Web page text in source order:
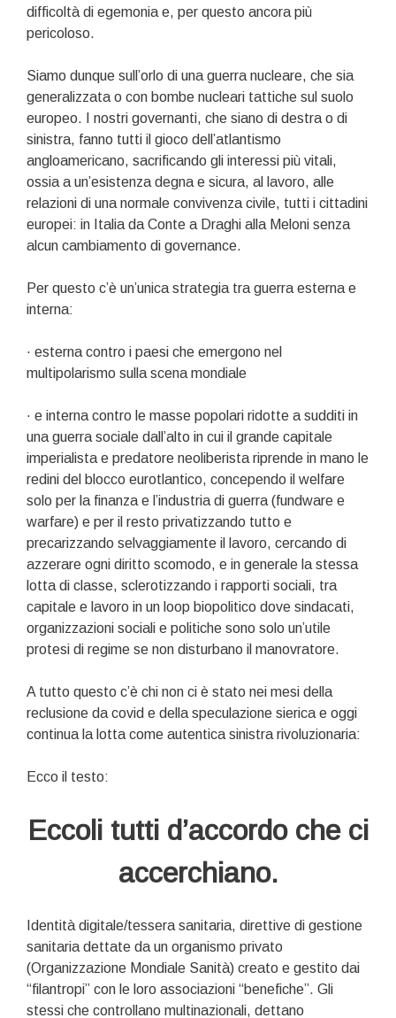
difficoltà di egemonia e, per questo ancora più
pericoloso.
Siamo dunque sull’orlo di una guerra nucleare, che sia
generalizzata o con bombe nucleari tattiche sul suolo
europeo. I nostri governanti, che siano di destra o di
sinistra, fanno tutti il gioco dell’atlantismo
angloamericano, sacrificando gli interessi più vitali,
ossia a un’esistenza degna e sicura, al lavoro, alle
relazioni di una normale convivenza civile, tutti i cittadini
europei: in Italia da Conte a Draghi alla Meloni senza
alcun cambiamento di governance.
Per questo c’è un’unica strategia tra guerra esterna e
interna:
· esterna contro i paesi che emergono nel
multipolarismo sulla scena mondiale
· e interna contro le masse popolari ridotte a sudditi in
una guerra sociale dall’alto in cui il grande capitale
imperialista e predatore neoliberista riprende in mano le
redini del blocco eurotlantico, concependo il welfare
solo per la finanza e l’industria di guerra (fundware e
warfare) e per il resto privatizzando tutto e
precarizzando selvaggiamente il lavoro, cercando di
azzerare ogni diritto scomodo, e in generale la stessa
lotta di classe, sclerotizzando i rapporti sociali, tra
capitale e lavoro in un loop biopolitico dove sindacati,
organizzazioni sociali e politiche sono solo un’utile
protesi di regime se non disturbano il manovratore.
A tutto questo c’è chi non ci è stato nei mesi della
reclusione da covid e della speculazione sierica e oggi
continua la lotta come autentica sinistra rivoluzionaria:
Ecco il testo:
Eccoli tutti d’accordo che ci
accerchiano.
Identità digitale/tessera sanitaria, direttive di gestione
sanitaria dettate da un organismo privato
(Organizzazione Mondiale Sanità) creato e gestito dai
“filantropi” con le loro associazioni “benefiche”. Gli
stessi che controllano multinazionali, dettano